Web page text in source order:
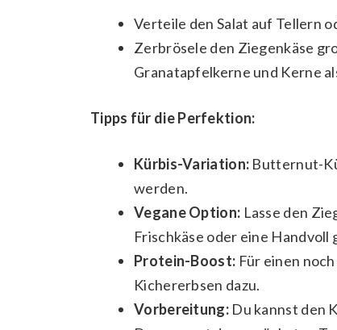
Verteile den Salat auf Tellern
Zerbrösele den Ziegenkäse
Granatapfelkerne und Kerne
Tipps für die Perfektion:
Kürbis-Variation: Butternut-
werden.
Vegane Option: Lasse den
Frischkäse oder eine
Protein-Boost: Für einen
Kichererbsen dazu.
Vorbereitung:Du kannst den